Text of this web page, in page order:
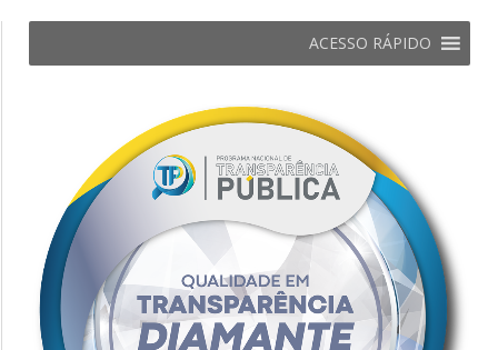
ACESSO RÁPIDO